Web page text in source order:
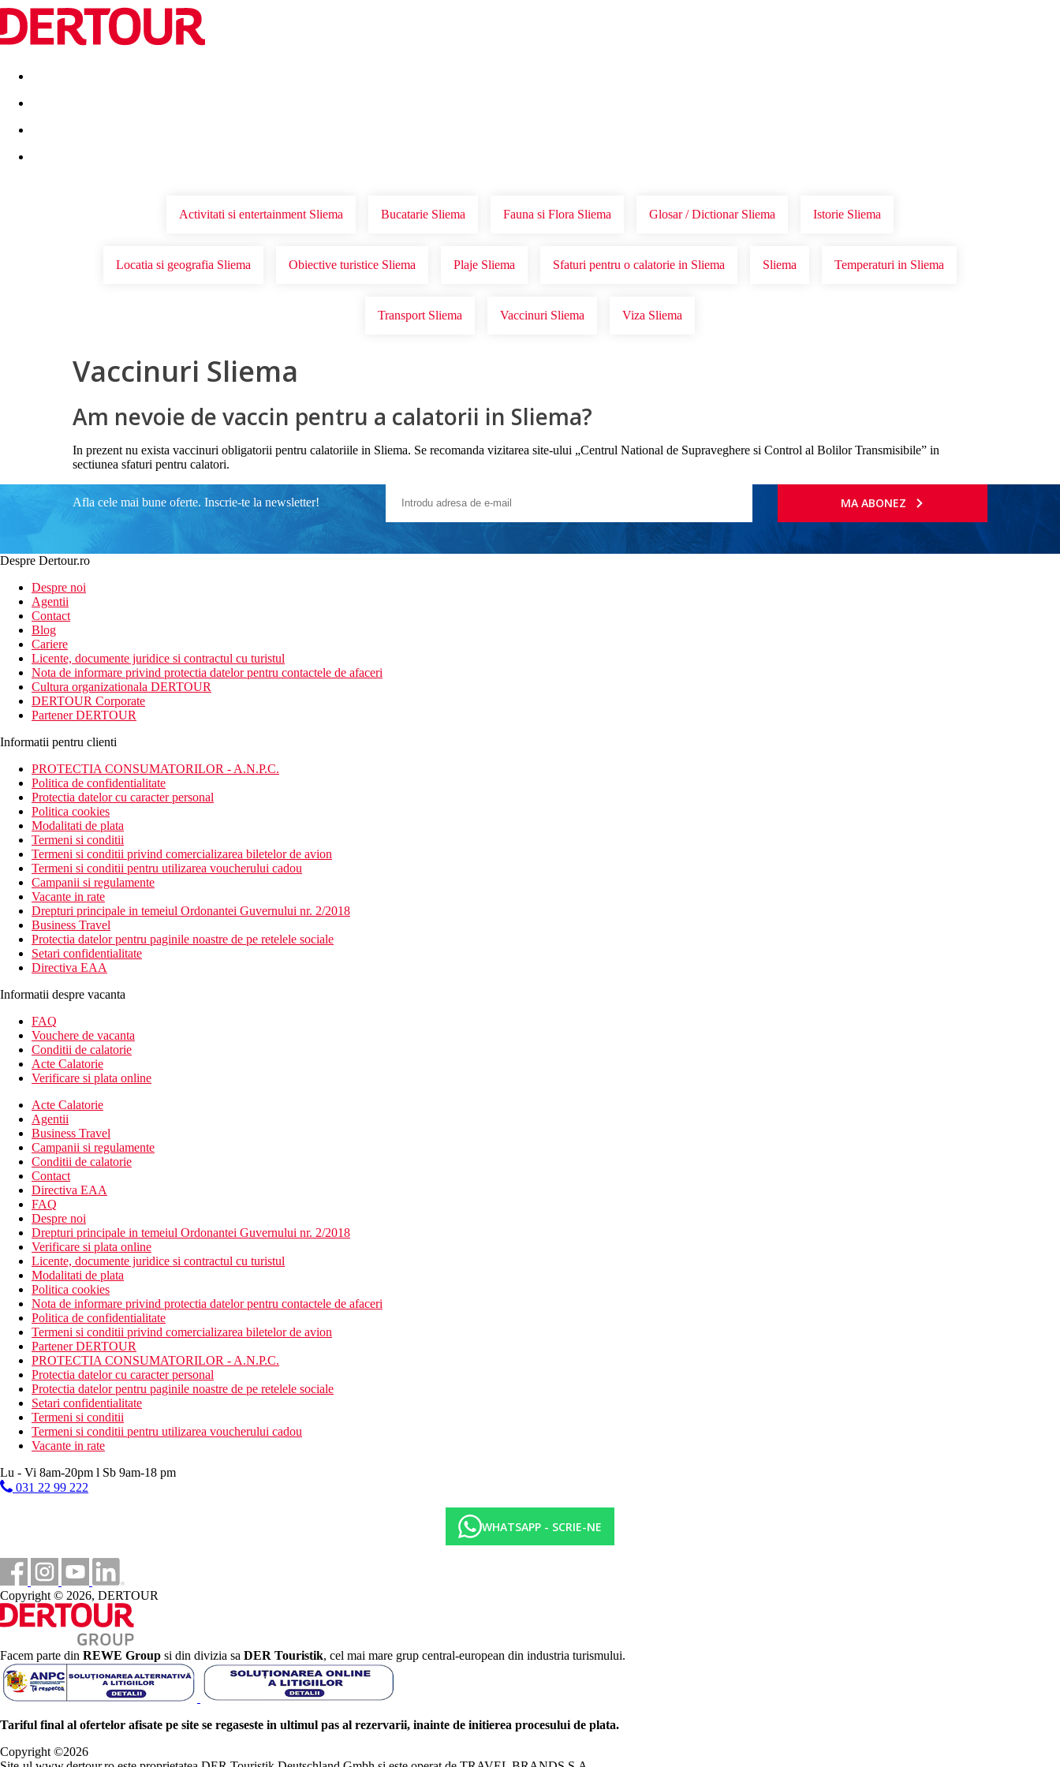
Destinatii Vacanta perfecta OFERTE DE NERATAT
Activitati si entertainment Sliema Bucatarie Sliema Fauna si Flora Sliema Glosar / Dictionar Sliema Istorie Sliema
Locatia si geografia Sliema Obiective turistice Sliema Plaje Sliema Sfaturi pentru o calatorie in Sliema Sliema Temperaturi in Sliema
Transport Sliema Vaccinuri Sliema Viza Sliema
Vaccinuri Sliema
Am nevoie de vaccin pentru a calatorii in Sliema?
In prezent nu exista vaccinuri obligatorii pentru calatoriile in Sliema. Se recomanda vizitarea site-ului „Centrul National de Supraveghere si Control al Bolilor Transmisibile” in
sectiunea sfaturi pentru calatori.
Afla cele mai bune oferte. Inscrie-te la newsletter! MA ABONEZ
Despre Dertour.ro
Despre noi
Agentii
Contact
Blog
Cariere
Licente, documente juridice si contractul cu turistul
Nota de informare privind protectia datelor pentru contactele de afaceri
Cultura organizationala DERTOUR
DERTOUR Corporate
Partener DERTOUR
Informatii pentru clienti
PROTECTIA CONSUMATORILOR - A.N.P.C.
Politica de confidentialitate
Protectia datelor cu caracter personal
Politica cookies
Modalitati de plata
Termeni si conditii
Termeni si conditii privind comercializarea biletelor de avion
Termeni si conditii pentru utilizarea voucherului cadou
Campanii si regulamente
Vacante in rate
Drepturi principale in temeiul Ordonantei Guvernului nr. 2/2018
Business Travel
Protectia datelor pentru paginile noastre de pe retelele sociale
Setari confidentialitate
Directiva EAA
Informatii despre vacanta
FAQ
Vouchere de vacanta
Conditii de calatorie
Acte Calatorie
Verificare si plata online
Acte Calatorie
Agentii
Business Travel
Campanii si regulamente
Conditii de calatorie
Contact
Directiva EAA
FAQ
Despre noi
Drepturi principale in temeiul Ordonantei Guvernului nr. 2/2018
Verificare si plata online
Licente, documente juridice si contractul cu turistul
Modalitati de plata
Politica cookies
Nota de informare privind protectia datelor pentru contactele de afaceri
Politica de confidentialitate
Termeni si conditii privind comercializarea biletelor de avion
Partener DERTOUR
PROTECTIA CONSUMATORILOR - A.N.P.C.
Protectia datelor cu caracter personal
Protectia datelor pentru paginile noastre de pe retelele sociale
Setari confidentialitate
Termeni si conditii
Termeni si conditii pentru utilizarea voucherului cadou
Vacante in rate
Lu - Vi 8am-20pm l Sb 9am-18 pm
031 22 99 222
WHATSAPP - SCRIE-NE
Copyright © 2026, DERTOUR
Facem parte din REWE Group si din divizia sa DER Touristik, cel mai mare grup central-european din industria turismului.
Tariful final al ofertelor afisate pe site se regaseste in ultimul pas al rezervarii, inainte de initierea procesului de plata.
Copyright ©2026